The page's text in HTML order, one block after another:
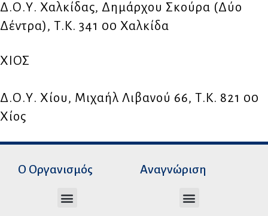
Δ.Ο.Υ. Χαλκίδας, Δημάρχου Σκούρα (Δύο
Δέντρα), Τ.Κ. 341 00 Χαλκίδα
ΧΙΟΣ
Δ.Ο.Υ. Χίου, Μιχαήλ Λιβανού 66, Τ.Κ. 821 00
Χίος
Ο Οργανισμός Αναγνώριση